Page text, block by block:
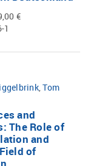
€
1
,Tom
and
The Role of
and
of